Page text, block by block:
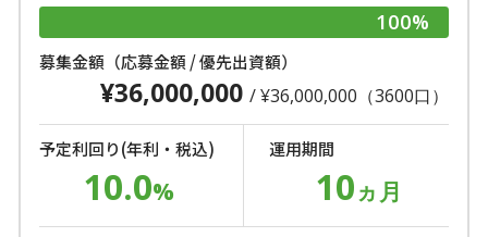
100%
募集金額（応募金額 / 優先出資額）
¥36,000,000 / ¥36,000,000（3600口）
予定利回り(年利・税込)
10.0%
運用期間
10ヵ月